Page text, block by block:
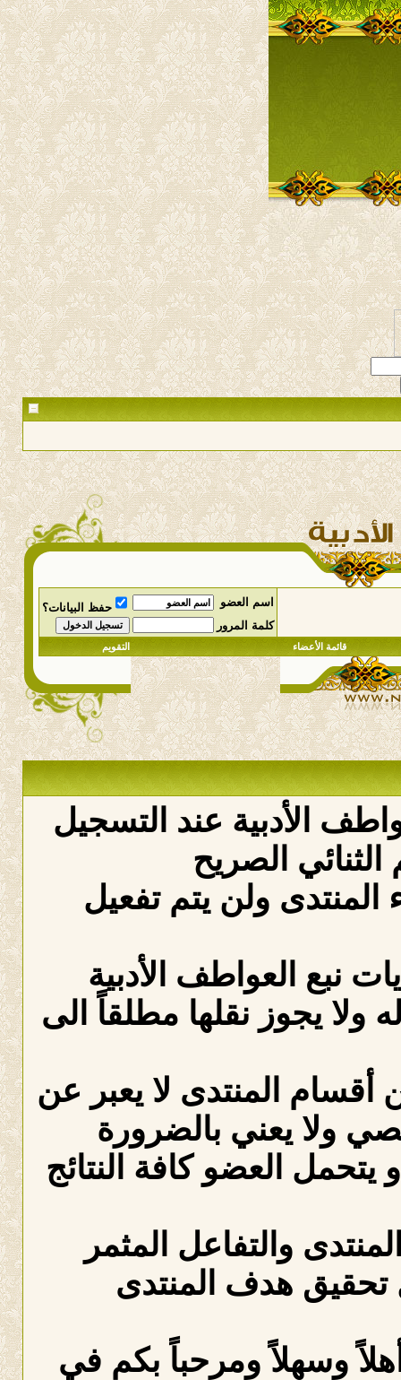
اسم العضو
حفظ البيانات؟
كلمة المرور
قائمة الأعضاء التقويم
الأدبية عند التسجيل
الصريح
ولن يتم تفعيل
نبع العواطف الأدبية
ولا يجوز نقلها مطلقاً الى
المنتدى لا يعبر عن
ولا يعني بالضرورة
العضو كافة النتائج
والتفاعل المثمر
هدف المنتدى
وسهلاً ومرحباً بكم في